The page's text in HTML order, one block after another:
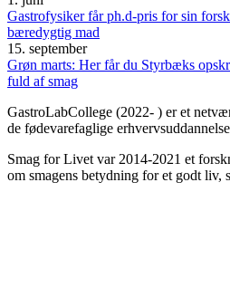
Gastrofysiker får ph.d-pris for sin
bæredygtig mad
15. september
Grøn marts: Her får du Styrbæks
fuld af smag
GastroLabCollege (2022- ) er et
de fødevarefaglige
Smag for Livet var 2014-2021 et
om smagens betydning for et godt liv,